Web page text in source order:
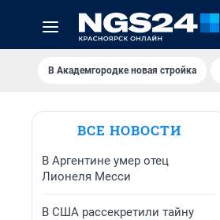
В Академгородке новая стройка
ВСЕ НОВОСТИ
В Аргентине умер отец
Лионеля Месси
В США рассекретили тайну